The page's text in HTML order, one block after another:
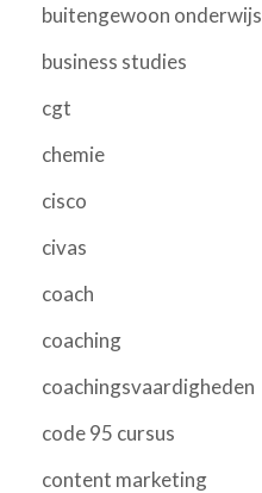
buitengewoon onderwijs
business studies
cgt
chemie
cisco
civas
coach
coaching
coachingsvaardigheden
code 95 cursus
content marketing